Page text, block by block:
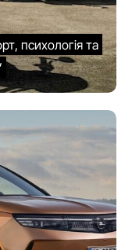
психологія та